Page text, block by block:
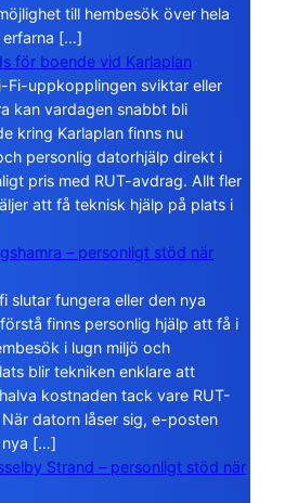
till hembesök över hela
erfarna […]
för boende vid Karlaplan
Fi-uppkopplingen sviktar eller
kan vardagen snabbt bli
kring Karlaplan finns nu
personlig datorhjälp direkt i
pris med RUT-avdrag. Allt fler
att få teknisk hjälp på plats i
– personligt stöd när
slutar fungera eller den nya
finns personlig hjälp att få i
i lugn miljö och
blir tekniken enklare att
kostnaden tack vare RUT-
datorn låser sig, e-posten
nya […]
Strand – personligt stöd när